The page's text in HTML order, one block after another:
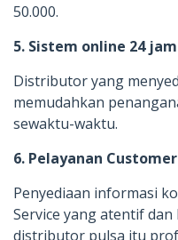
50.000.
5. Sistem online 24 jam
Distributor yang
memudahkan
sewaktu-waktu.
6. Pelayanan
Penyediaan informasi
Service yang atentif
distributor pulsa itu